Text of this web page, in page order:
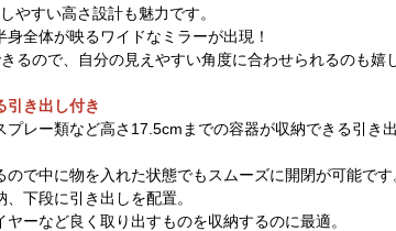
やすい高さ設計も魅力です。
全体が映るワイドなミラーが出現！
るので、自分の見えやすい角度に合わせられるのも嬉
引き出し付き
レー類など高さ17.5cmまでの容器が収納できる引き
で中に物を入れた状態でもスムーズに開閉が可能です
下段に引き出しを配置。
ーなど良く取り出すものを収納するのに最適。